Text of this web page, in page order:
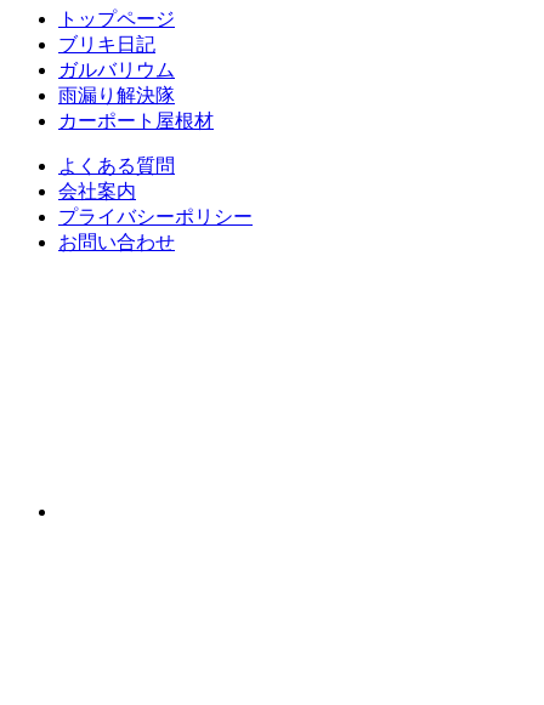
トップページ
ブリキ日記
ガルバリウム
雨漏り解決隊
カーポート屋根材
よくある質問
会社案内
プライバシーポリシー
お問い合わせ